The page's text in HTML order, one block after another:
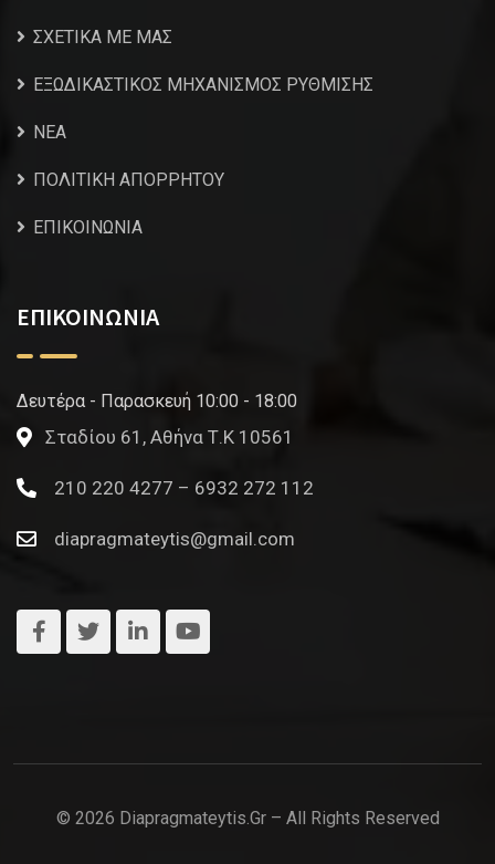
ΣΧΕΤΙΚΑ ΜΕ ΜΑΣ
ΕΞΩΔΙΚΑΣΤΙΚΟΣ ΜΗΧΑΝΙΣΜΟΣ ΡΥΘΜΙΣΗΣ
NEA
ΠΟΛΙΤΙΚΗ ΑΠΟΡΡΗΤΟΥ
ΕΠΙΚΟΙΝΩΝΙΑ
ΕΠΙΚΟΙΝΩΝΙΑ
Δευτέρα - Παρασκευή 10:00 - 18:00
Σταδίου 61, Αθήνα Τ.Κ 10561
210 220 4277 – 6932 272 112
diapragmateytis@gmail.com
© 2026 Diapragmateytis.gr – All Rights Reserved